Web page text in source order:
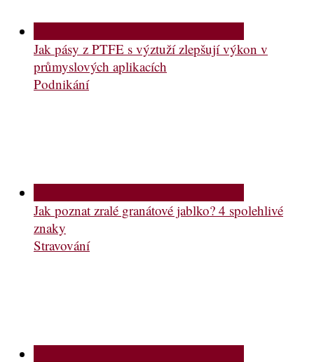
Jak pásy z PTFE s výztuží zlepšují výkon v
průmyslových aplikacích
Podnikání
Jak poznat zralé granátové jablko? 4 spolehlivé
znaky
Stravování